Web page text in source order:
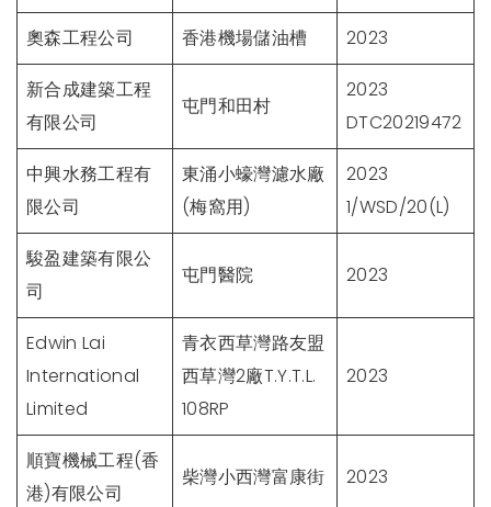
奧森工程公司 香港機場儲油槽 2023
新合成建築工程
有限公司
屯門和田村
2023
DTC20219472
中興水務工程有
限公司
東涌小蠔灣濾水廠
(梅窩用)
2023
1/WSD/20(L)
駿盈建築有限公
司
屯門醫院 2023
Edwin Lai
International
Limited
青衣西草灣路友盟
西草灣2廠T.Y.T.L.
108RP
2023
順寶機械工程(香
港)有限公司
柴灣小西灣富康街 2023